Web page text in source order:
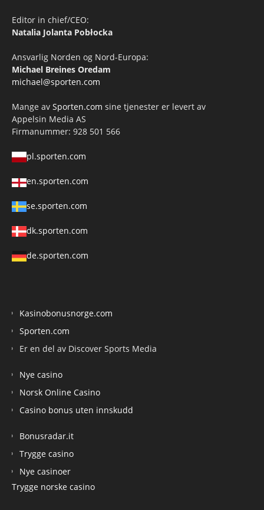
Editor in chief/CEO:
Natalia Jolanta Pobłocka
Ansvarlig Norden og Nord-Europa:
Michael Breines Oredam
michael@sporten.com
Mange av Sporten.com sine tjenester er levert av
Appelsin Media AS
Firmanummer: 928 501 566
pl.sporten.com
en.sporten.com
se.sporten.com
dk.sporten.com
de.sporten.com
Kasinobonusnorge.com
Sporten.com
Er en del av Discover Sports Media
Nye casino
Norsk Online Casino
Casino bonus uten innskudd
Bonusradar.it
Trygge casino
Nye casinoer
Trygge norske casino